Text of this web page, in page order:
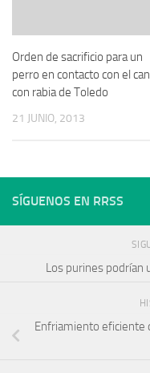
Orden de sacrificio para un
perro en contacto con el can
con rabia de Toledo
21 JUNIO, 2013
SÍGUENOS EN RRSS
Los purines podrían
Enfriamiento eficiente